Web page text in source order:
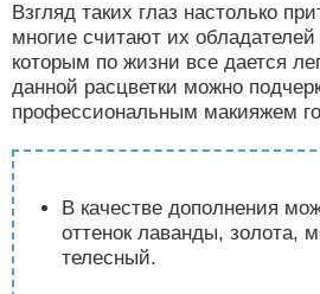
Взгляд таких глаз настолько
многие считают их
которым по жизни все дается
данной расцветки можно
профессиональным макияжем
В качестве дополнения
оттенок лаванды, золота,
телесный.